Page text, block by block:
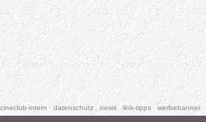
cineclub-intern datenschutz news link-tipps werbebanner